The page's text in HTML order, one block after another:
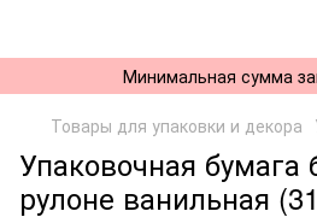
Минимальная сумма
Товары для упаковки и декора
Упаковочная бумага
рулоне ванильная